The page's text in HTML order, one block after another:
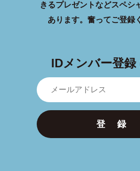
きるプレゼントなどスペシ
あります。 奮ってご登録
IDメンバー登録
登 録